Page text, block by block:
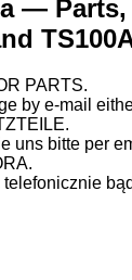
— Parts,
PARTS.
by e-mail
uns bitte per